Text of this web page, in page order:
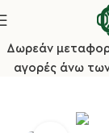
Δωρεάν
αγορές άνω